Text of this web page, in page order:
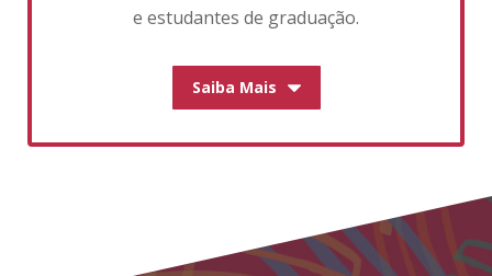
e estudantes de graduação.
Saiba Mais